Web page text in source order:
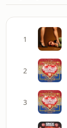
1
2
3